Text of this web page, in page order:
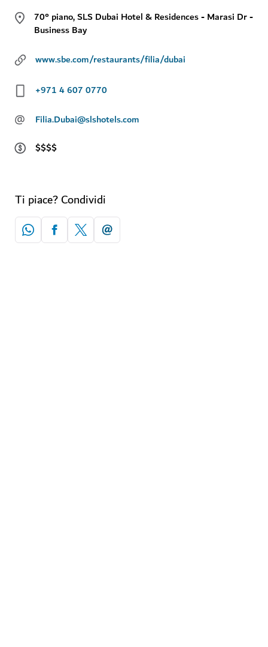
70° piano, SLS Dubai Hotel & Residences - Marasi Dr -
Business Bay
www.sbe.com/restaurants/filia/dubai
+971 4 607 0770
@
Filia.Dubai@slshotels.com
$$$$
Ti piace? Condividi